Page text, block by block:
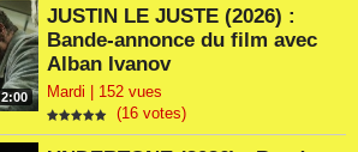
2:00
JUSTIN LE JUSTE (2026) :
Bande-annonce du film avec
Alban Ivanov
Mardi | 152 vues
(16 votes)